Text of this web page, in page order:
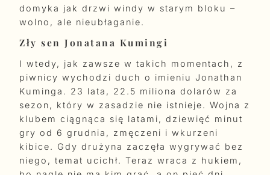
domyka jak drzwi windy w starym bloku –
wolno, ale nieubłaganie.
Zły sen Jonatana Kumingi
I wtedy, jak zawsze w takich momentach, z
piwnicy wychodzi duch o imieniu Jonathan
Kuminga. 23 lata, 22.5 miliona dolarów za
sezon, który w zasadzie nie istnieje. Wojna z
klubem ciągnąca się latami, dziewięć minut
gry od 6 grudnia, zmęczeni i wkurzeni
kibice. Gdy drużyna zaczęła wygrywać bez
niego, temat ucichł. Teraz wraca z hukiem,